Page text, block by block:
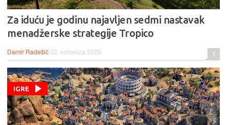
Za iduću je godinu najavljen sedmi nastavak
menadžerske strategije Tropico
Damir Radešić 22. kolovoza 2025. 1
IGRE